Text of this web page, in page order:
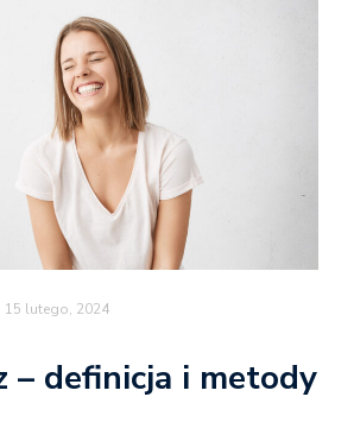
15 lutego, 2024
– definicja i metody